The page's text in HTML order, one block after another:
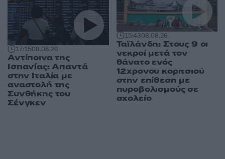
17:1508.08.26
Αντίποινα της
Ισπανίας: Απαντά
στην Ιταλία με
αναστολή της
Συνθήκης του
Σένγκεν
15:4308.08.26
Ταϊλάνδη: Στους 9 οι
νεκροί μετά τον
θάνατο ενός
12χρονου κοριτσιού
στην επίθεση με
πυροβολισμούς σε
σχολείο